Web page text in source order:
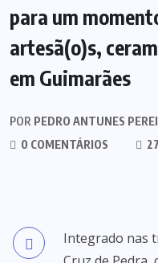
para um
artesã(o)s,
em Guimarães
POR PEDRO ANTUNES
0 COMENTÁRIOS
Integrado nas